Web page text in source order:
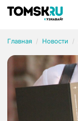
Главная Новости